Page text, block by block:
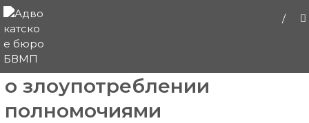
Защита по уголовному делу
о злоупотреблении
полномочиями